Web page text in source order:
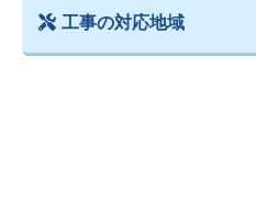
工事の対応地域